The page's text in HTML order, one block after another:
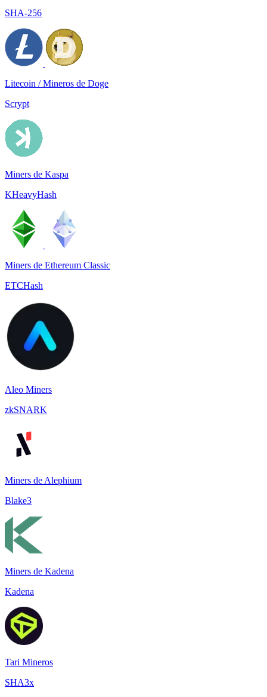
SHA-256
Litecoin / Mineros de Doge
Scrypt
Miners de Kaspa
KHeavyHash
Miners de Ethereum Classic
ETCHash
Aleo Miners
zkSNARK
Miners de Alephium
Blake3
Miners de Kadena
Kadena
Tari Mineros
SHA3x